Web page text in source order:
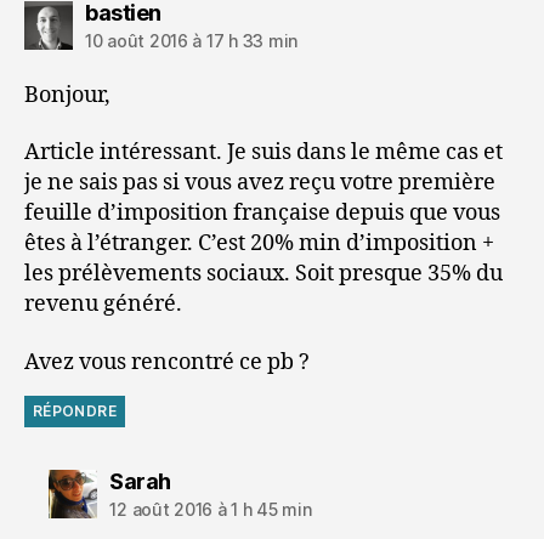
bastiendit :
10 août 2016 à 17 h 33 min
Bonjour,
Article intéressant. Je suis dans le même cas et
je ne sais pas si vous avez reçu votre première
feuille d’imposition française depuis que vous
êtes à l’étranger. C’est 20% min d’imposition +
les prélèvements sociaux. Soit presque 35% du
revenu généré.
Avez vous rencontré ce pb ?
RÉPONDRE
Sarahdit :
12 août 2016 à 1 h 45 min